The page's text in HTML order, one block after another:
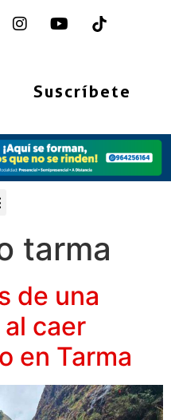
Suscríbete
tarma
de una
caer
en Tarma